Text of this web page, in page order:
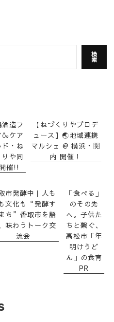
検
索
造フ
🍶ケア
ド・ね
や同
催!!
【ねづくりやプロデ
ュース】🌏地域連携
マルシェ @ 横浜・関
内 開催！
市発酵中｜人も
文化も“発酵す
ち”香取市を語
味わうトーク交
流会
「食べる」
のその先
へ。子供た
ちと繋ぐ、
高松市「年
明けうど
ん」の食育
PR